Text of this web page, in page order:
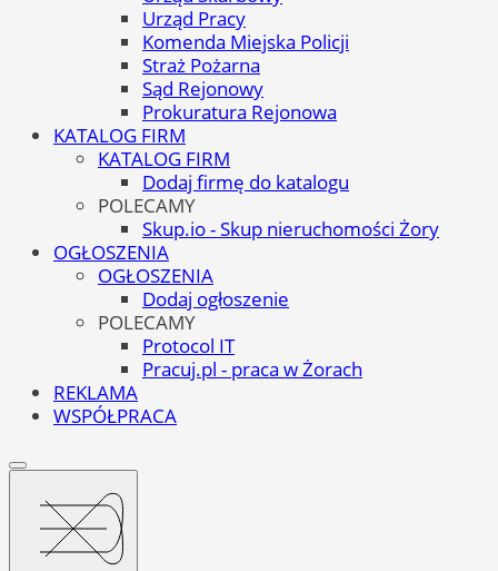
Urząd Pracy
Komenda Miejska Policji
Straż Pożarna
Sąd Rejonowy
Prokuratura Rejonowa
KATALOG FIRM
KATALOG FIRM
Dodaj firmę do katalogu
POLECAMY
Skup.io - Skup nieruchomości Żory
OGŁOSZENIA
OGŁOSZENIA
Dodaj ogłoszenie
POLECAMY
Protocol IT
Pracuj.pl - praca w Żorach
REKLAMA
WSPÓŁPRACA